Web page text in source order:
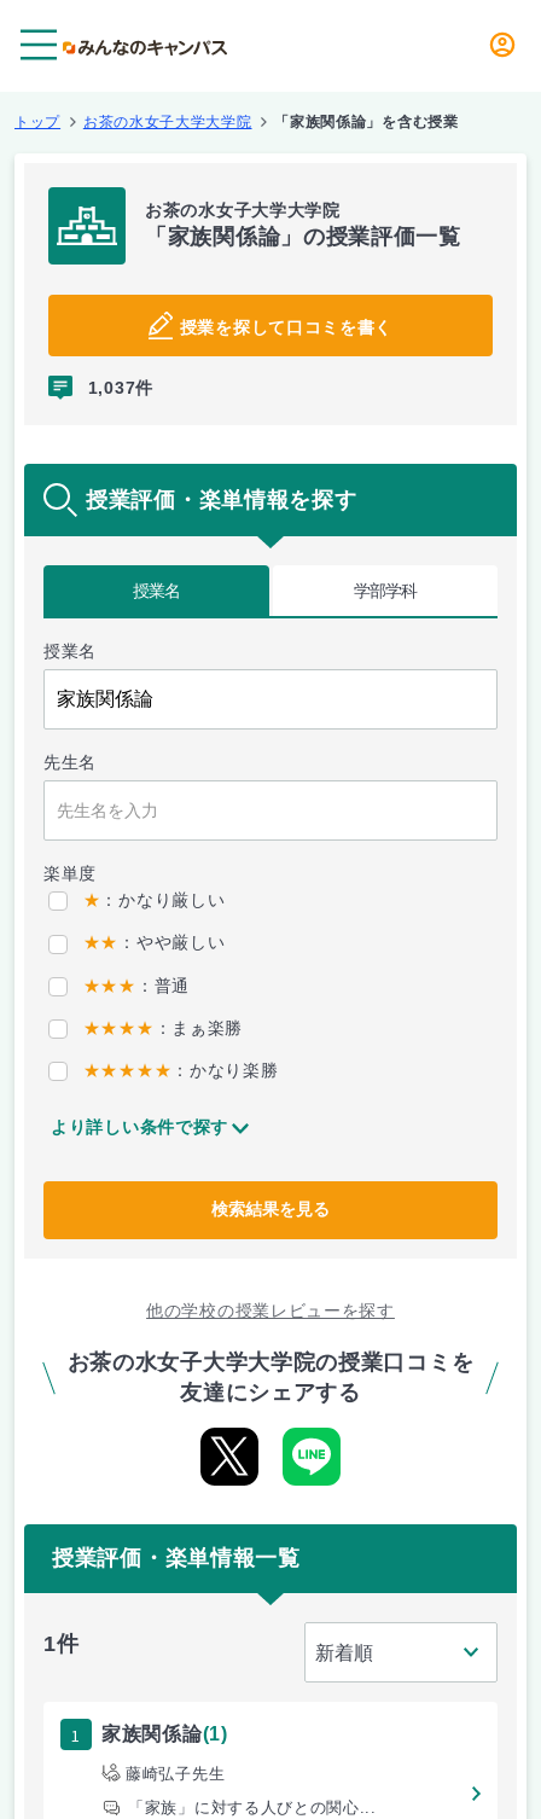
トップ お茶の水女子大学大学院 「家族関係論」を含む授業
お茶の水女子大学大学院
「家族関係論」の授業評価一覧
授業を探して口コミを書く
1,037件
授業評価・楽単情報を探す
授業名 学部学科
授業名
先生名
楽単度
★ ：かなり厳しい
★★ ：やや厳しい
★★★ ：普通
★★★★ ：まぁ楽勝
★★★★★ ：かなり楽勝
より詳しい条件で探す
検索結果を見る
他の学校の授業レビューを探す
お茶の水女子大学大学院の授業口コミを
友達にシェアする
授業評価・楽単情報一覧
1件
1 家族関係論(1)
藤崎弘子先生
「家族」に対する人びとの関心...